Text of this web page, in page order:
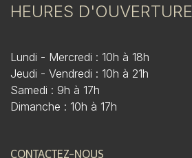
HEURES D'OUVERTURE
Lundi - Mercredi : 10h à 18h
Jeudi - Vendredi : 10h à 21h
Samedi : 9h à 17h
Dimanche : 10h à 17h
CONTACTEZ-NOUS